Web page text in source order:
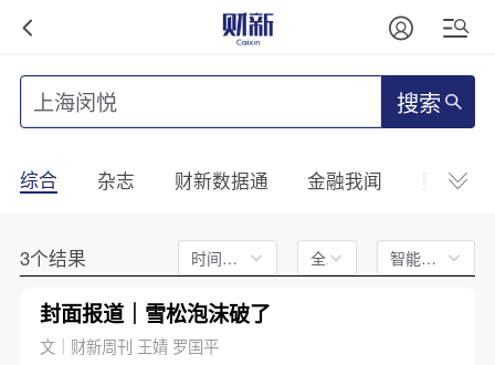
搜索
综合 杂志 财新数据通 金融我闻 财新
3个结果 时间不限 全文 智能排序
封面报道｜雪松泡沫破了
文｜财新周刊 王婧 罗国平